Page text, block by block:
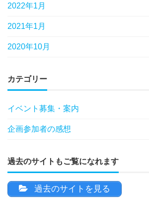
2022年1月
2021年1月
2020年10月
カテゴリー
イベント募集・案内
企画参加者の感想
過去のサイトもご覧になれます
過去のサイトを見る